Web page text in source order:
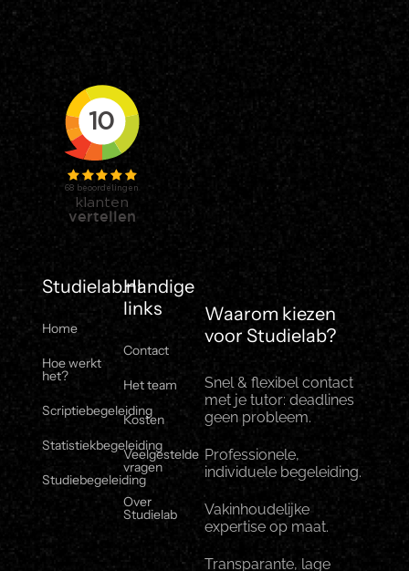
Studielab.nl
Home
Hoe werkt
het?
Scriptiebegeleiding
Statistiekbegeleiding
Studiebegeleiding
Handige
links
Contact
Het team
Kosten
Veelgestelde
vragen
Over
Studielab
Waarom kiezen
voor Studielab?
Snel & flexibel contact
met je tutor: deadlines
geen probleem.
Professionele,
individuele begeleiding.
Vakinhoudelijke
expertise op maat.
Transparante, lage